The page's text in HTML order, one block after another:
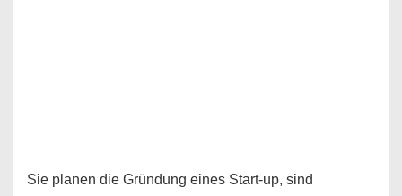
Sie planen die Gründung eines Start-up, sind